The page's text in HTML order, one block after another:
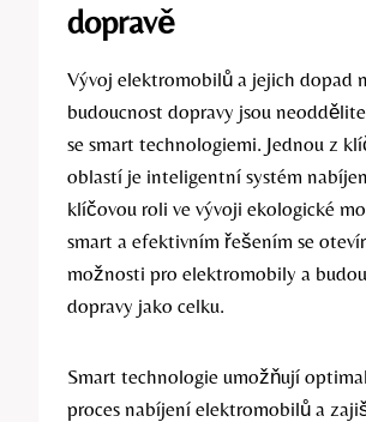
dopravě
Vývoj elektromobilů a jejich dopad
budoucnost dopravy jsou
se smart technologiemi. Jednou z
oblastí je inteligentní systém
klíčovou roli ve vývoji ekologické
smart a efektivním řešením se
možnosti pro elektromobily a
dopravy jako celku.
Smart technologie umožňují
proces nabíjení elektromobilů a